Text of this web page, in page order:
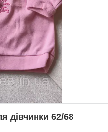
дівчинки 62/68